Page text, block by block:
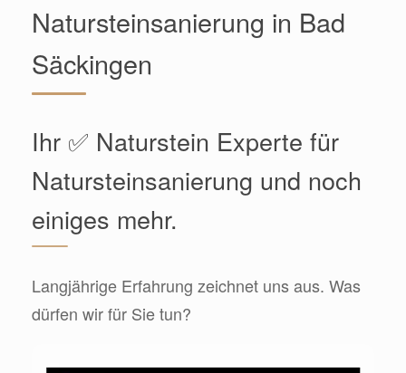
Natursteinsanierung in Bad
Säckingen
Ihr ✅ Naturstein Experte für
Natursteinsanierung und noch
einiges mehr.
Langjährige Erfahrung zeichnet uns aus. Was
dürfen wir für Sie tun?